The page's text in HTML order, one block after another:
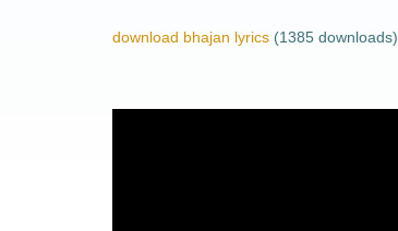
download bhajan lyrics (1385 downloads)